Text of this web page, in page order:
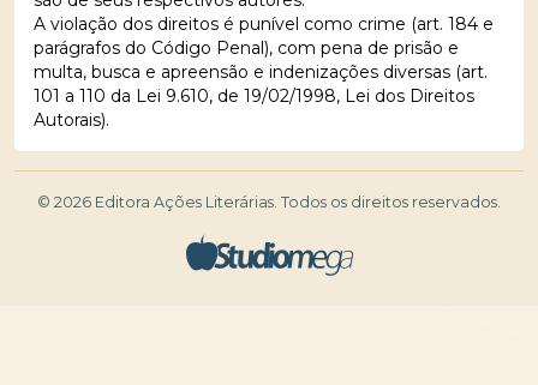
A violação dos direitos é punível como crime (art. 184 e
parágrafos do Código Penal), com pena de prisão e
multa, busca e apreensão e indenizações diversas (art.
101 a 110 da Lei 9.610, de 19/02/1998, Lei dos Direitos
Autorais).
© 2026 Editora Ações Literárias. Todos os direitos reservados.